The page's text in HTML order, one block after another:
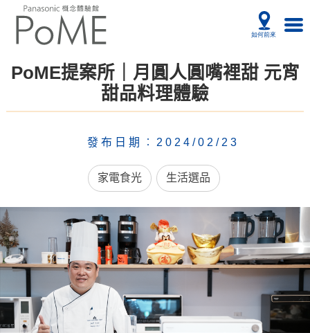
PoME提案所｜月圓人圓嘴裡甜 元宵
甜品料理體驗
家電食光 生活選品
發布日期︰2024/02/23